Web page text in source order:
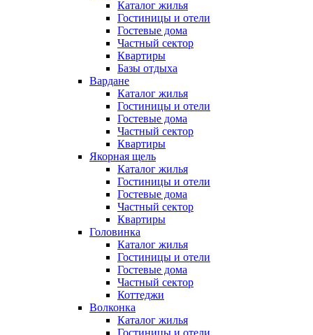
Каталог жилья
Гостиницы и отели
Гостевые дома
Частный сектор
Квартиры
Базы отдыха
Вардане
Каталог жилья
Гостиницы и отели
Гостевые дома
Частный сектор
Квартиры
Якорная щель
Каталог жилья
Гостиницы и отели
Гостевые дома
Частный сектор
Квартиры
Головинка
Каталог жилья
Гостиницы и отели
Гостевые дома
Частный сектор
Коттеджи
Волконка
Каталог жилья